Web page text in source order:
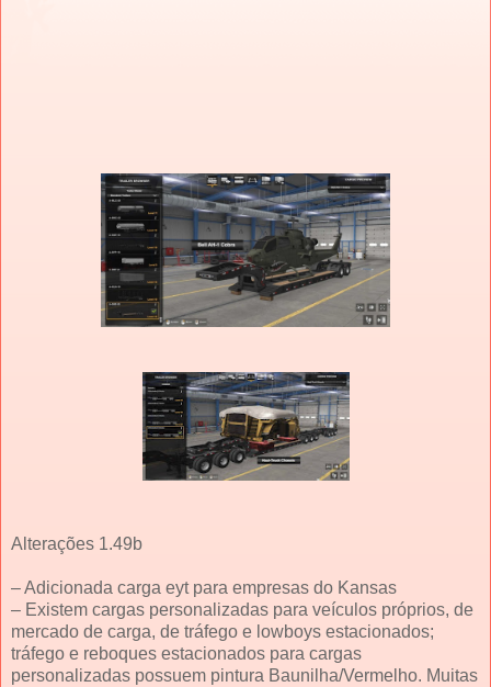
Alterações 1.49b
– Adicionada carga eyt para empresas do Kansas
– Existem cargas personalizadas para veículos próprios, de
mercado de carga, de tráfego e lowboys estacionados;
tráfego e reboques estacionados para cargas
personalizadas possuem pintura Baunilha/Vermelho. Muitas